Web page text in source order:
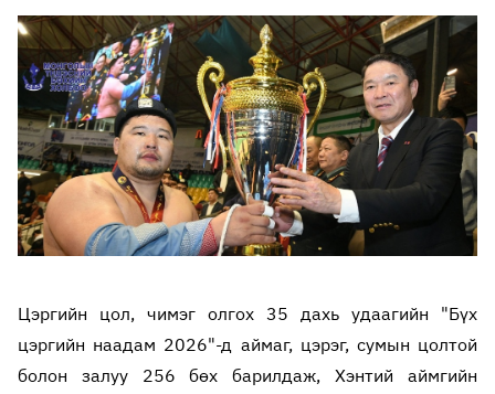
Цэргийн цол, чимэг олгох 35 дахь удаагийн "Бүх
цэргийн наадам 2026"-д аймаг, цэрэг, сумын цолтой
болон залуу 256 бөх барилдаж, Хэнтий аймгийн